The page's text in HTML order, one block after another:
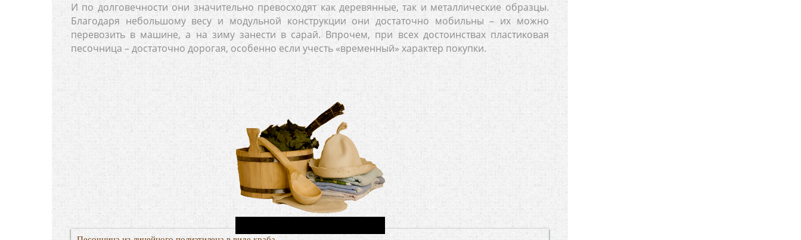
И по долговечности они значительно превосходят как деревянные, так и металлические образцы.
Благодаря небольшому весу и модульной конструкции они достаточно мобильны – их можно
перевозить в машине, а на зиму занести в сарай. Впрочем, при всех достоинствах пластиковая
песочница – достаточно дорогая, особенно если учесть «временный» характер покупки.